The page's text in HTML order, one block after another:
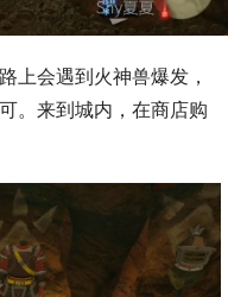
上会遇到火神兽爆发，
。来到城内，在商店购